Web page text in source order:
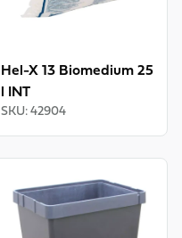
Hel-X 13 Biomedium 25
l INT
SKU: 42904